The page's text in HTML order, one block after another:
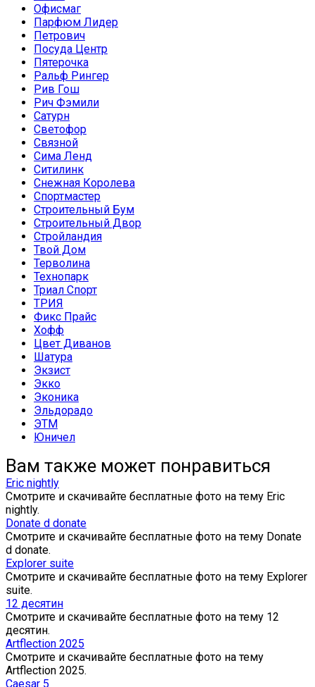
Офисмаг
Парфюм Лидер
Петрович
Посуда Центр
Пятерочка
Ральф Рингер
Рив Гош
Рич Фэмили
Сатурн
Светофор
Связной
Сима Ленд
Ситилинк
Снежная Королева
Спортмастер
Строительный Бум
Строительный Двор
Стройландия
Твой Дом
Терволина
Технопарк
Триал Спорт
ТРИЯ
Фикс Прайс
Хофф
Цвет Диванов
Шатура
Экзист
Экко
Эконика
Эльдорадо
ЭТМ
Юничел
Вам также может понравиться
Eric nightly
Смотрите и скачивайте бесплатные фото на тему Eric
nightly.
Donate d donate
Смотрите и скачивайте бесплатные фото на тему Donate
d donate.
Explorer suite
Смотрите и скачивайте бесплатные фото на тему Explorer
suite.
12 десятин
Смотрите и скачивайте бесплатные фото на тему 12
десятин.
Artflection 2025
Смотрите и скачивайте бесплатные фото на тему
Artflection 2025.
Caesar 5